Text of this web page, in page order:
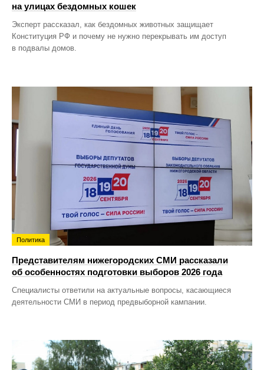
на улицах бездомных кошек
Эксперт рассказал, как бездомных животных защищает
Конституция РФ и почему не нужно перекрывать им доступ
в подвалы домов.
Политика
Представителям нижегородских СМИ рассказали
об особенностях подготовки выборов 2026 года
Специалисты ответили на актуальные вопросы, касающиеся
деятельности СМИ в период предвыборной кампании.